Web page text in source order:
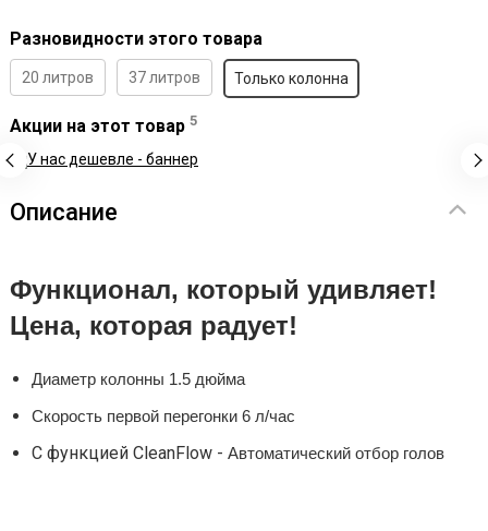
Разновидности этого товара
20 литров 37 литров Только колонна
Акции на этот товар 5
Описание
Функционал, который удивляет!
Цена, которая радует!
Диаметр колонны 1.5 дюйма
Скорость первой перегонки 6 л/час
С функцией CleanFlow - Автоматический отбор голов